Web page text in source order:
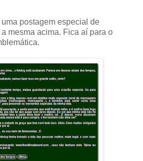
postagem especial de
mesma acima. Fica aí para o